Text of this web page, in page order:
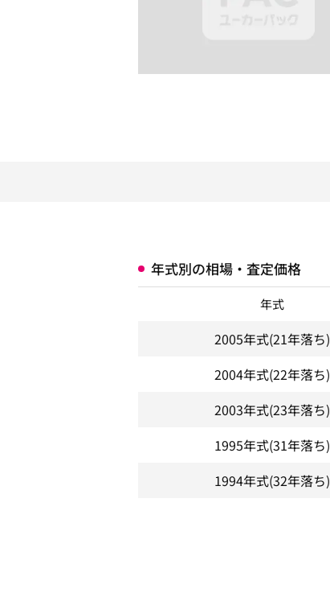
年式別の相場・査定価格
年式
2005年式(21年落ち)
2004年式(22年落ち)
2003年式(23年落ち)
1995年式(31年落ち)
1994年式(32年落ち)